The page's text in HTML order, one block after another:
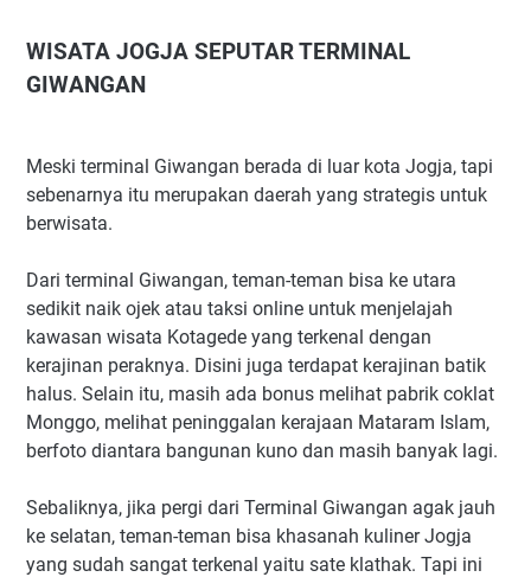
WISATA JOGJA SEPUTAR TERMINAL
GIWANGAN
Meski terminal Giwangan berada di luar kota Jogja, tapi
sebenarnya itu merupakan daerah yang strategis untuk
berwisata.
Dari terminal Giwangan, teman-teman bisa ke utara
sedikit naik ojek atau taksi online untuk menjelajah
kawasan wisata Kotagede yang terkenal dengan
kerajinan peraknya. Disini juga terdapat kerajinan batik
halus. Selain itu, masih ada bonus melihat pabrik coklat
Monggo, melihat peninggalan kerajaan Mataram Islam,
berfoto diantara bangunan kuno dan masih banyak lagi.
Sebaliknya, jika pergi dari Terminal Giwangan agak jauh
ke selatan, teman-teman bisa khasanah kuliner Jogja
yang sudah sangat terkenal yaitu sate klathak. Tapi ini